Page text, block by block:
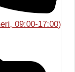
09:00-17:00)